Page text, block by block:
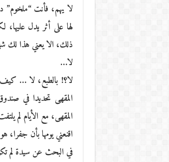
لا يهم، فأنت “ملخوم”
لها على أثر يدل
ذلك، الا يعني هذا لك
لا…
لا؟! بالطبع، لا …
المقهى تحديدا في
المقهى، مع الأيام لم
اقنعني يومها بأن
في البحث عن سيدة لم